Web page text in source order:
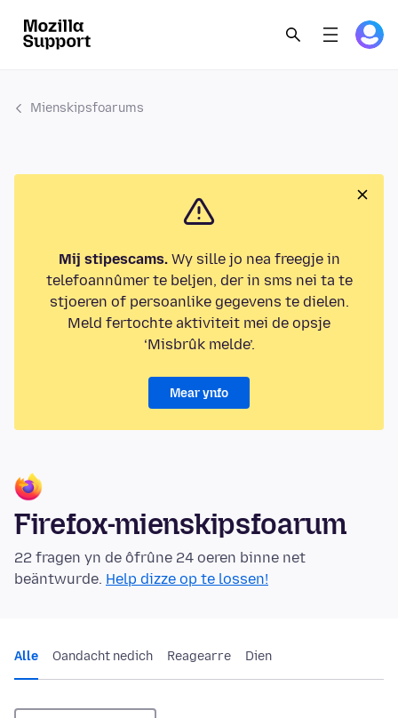
Mienskipsfoarums
Mij stipescams.Wy sille jo nea freegje in
telefoannûmer te beljen, der in sms nei ta te
stjoeren of persoanlike gegevens te dielen.
Meld fertochte aktiviteit mei de opsje
‘Misbrûk melde’.
Mear ynfo
Firefox-mienskipsfoarum
22 fragen yn de ôfrûne 24 oeren binne net
beäntwurde. Help dizze op te lossen!
Alle Oandacht nedich Reagearre Dien